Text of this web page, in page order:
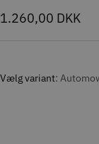
Tilbudspris
1.260,00 DKK
Vælg variant